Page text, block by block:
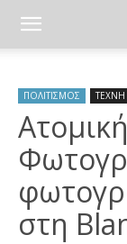
ΠΟΛΙΤΙΣΜΟΣ ΤΕΧΝΗ
στη